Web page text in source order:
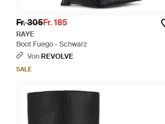
Fr. 305Fr. 185
RAYE
Boot Fuego - Schwarz
Von REVOLVE
SALE